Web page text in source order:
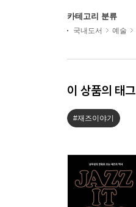
카테고리 분류
국내도서 예술
이 상품의 태그
#재즈이야기